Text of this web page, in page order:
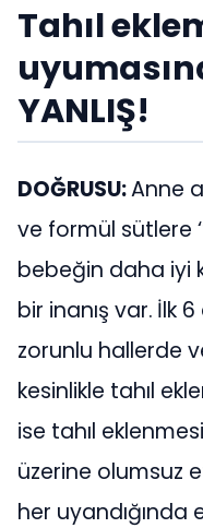
Tahıl
YANLIŞ!
DOĞRUSU:Anne
ve formül sütlere
bebeğin daha iyi
bir inanış var. İlk
zorunlu hallerde
kesinlikle tahıl
ise tahıl
üzerine olumsuz
her uyandığında